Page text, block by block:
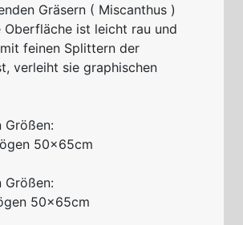
Gräsern ( Miscanthus )
Oberfläche ist leicht rau und
feinen Splittern der
verleiht sie graphischen
Größen:
50×65cm
Größen:
50×65cm